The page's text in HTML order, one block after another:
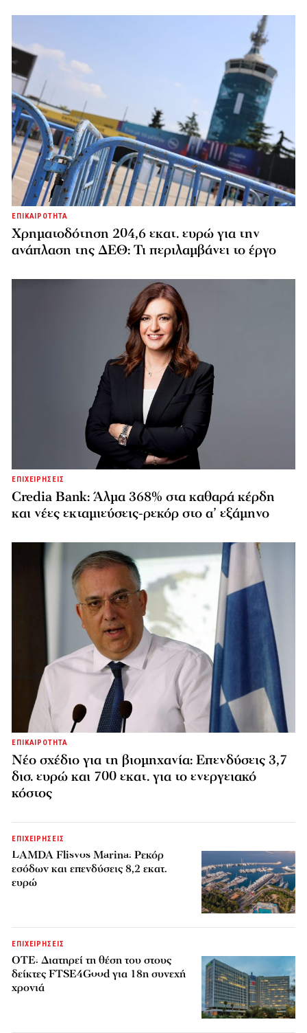
ΕΠΙΚΑΙΡΟΤΗΤΑ
Χρηματοδότηση 204,6 εκατ. ευρώ για την
ανάπλαση της ΔΕΘ: Τι περιλαμβάνει το έργο
ΕΠΙΧΕΙΡΗΣΕΙΣ
Credia Bank: Άλμα 368% στα καθαρά κέρδη
και νέες εκταμιεύσεις-ρεκόρ στο α’ εξάμηνο
ΕΠΙΚΑΙΡΟΤΗΤΑ
Νέο σχέδιο για τη βιομηχανία: Επενδύσεις 3,7
δισ. ευρώ και 700 εκατ. για το ενεργειακό
κόστος
ΕΠΙΧΕΙΡΗΣΕΙΣ
LAMDA Flisvos Marina: Ρεκόρ
εσόδων και επενδύσεις 8,2 εκατ.
ευρώ
ΕΠΙΧΕΙΡΗΣΕΙΣ
ΟΤΕ: Διατηρεί τη θέση του στους
δείκτες FTSE4Good για 18η συνεχή
χρονιά